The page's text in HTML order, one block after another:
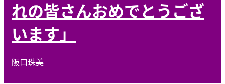
れの皆さんおめでとうござ
います」
阪口珠美